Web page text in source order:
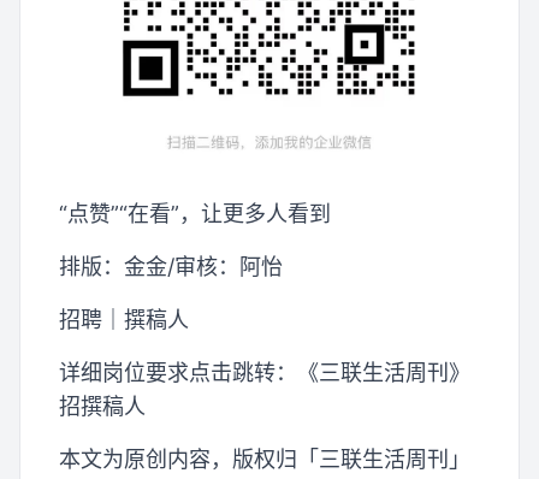
“点赞”“在看”，让更多人看到
排版：金金/审核：阿怡
招聘｜撰稿人
详细岗位要求点击跳转：《三联生活周刊》
招撰稿人
本文为原创内容，版权归「三联生活周刊」